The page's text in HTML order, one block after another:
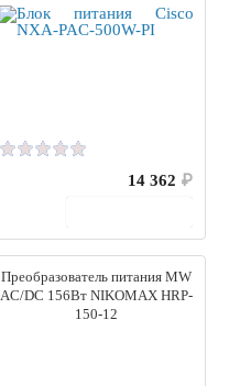
14 362 ₽
Преобразователь питания MW
AC/DC 156Вт NIKOMAX HRP-
150-12